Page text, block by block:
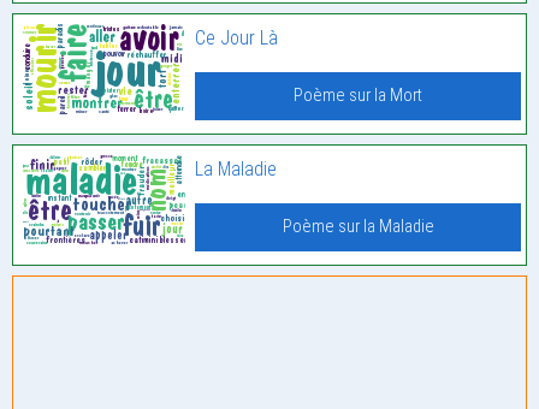
Ce Jour Là
Poème sur la Mort
La Maladie
Poème sur la Maladie